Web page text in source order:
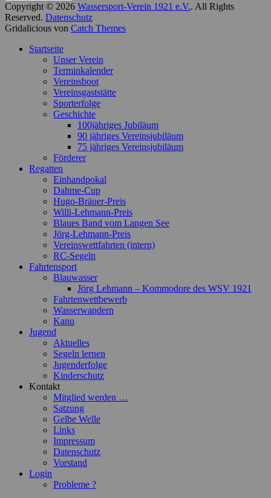
Copyright © 2026 Wassersport-Verein 1921 e.V.. All Rights
Reserved. Datenschutz
Gridalicious von Catch Themes
oben
Startseite
Unser Verein
Terminkalender
Vereinsboot
Vereinsgaststätte
Sporterfolge
Geschichte
100jähriges Jubiläum
90 jähriges Vereinsjubiläum
75 jähriges Vereinsjubiläum
Förderer
Regatten
Einhandpokal
Dahme-Cup
Hugo-Bräuer-Preis
Willi-Lehmann-Preis
Blaues Band vom Langen See
Jörg-Lehmann-Preis
Vereinswettfahrten (intern)
RC-Segeln
Fahrtensport
Blauwasser
Jörg Lehmann – Kommodore des WSV 1921
Fahrtenwettbewerb
Wasserwandern
Kanu
Jugend
Aktuelles
Segeln lernen
Jugenderfolge
Kinderschutz
Kontakt
Mitglied werden …
Satzung
Gelbe Welle
Links
Impressum
Datenschutz
Vorstand
Login
Probleme ?